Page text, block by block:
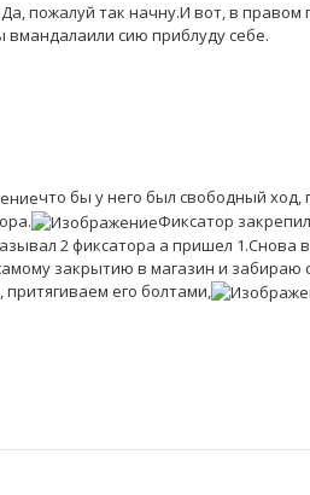
пожалуй так начну.И вот, в правом
вмандалаили сию приблуду себе.
что бы у него был свободный ход,
Фиксатор
2 фиксатора а пришел 1.Снова
закрытию в магазин и забираю
его болтами,